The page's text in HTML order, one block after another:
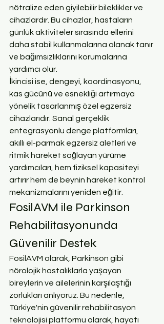
nötralize eden giyilebilir bileklikler ve
cihazlardır. Bu cihazlar, hastaların
günlük aktiviteler sırasında ellerini
daha stabil kullanmalarına olanak tanır
ve bağımsızlıklarını korumalarına
yardımcı olur.
İkincisi ise, dengeyi, koordinasyonu,
kas gücünü ve esnekliği artırmaya
yönelik tasarlanmış özel egzersiz
cihazlarıdır. Sanal gerçeklik
entegrasyonlu denge platformları,
akıllı el-parmak egzersiz aletleri ve
ritmik hareket sağlayan yürüme
yardımcıları, hem fiziksel kapasiteyi
artırır hem de beynin hareket kontrol
mekanizmalarını yeniden eğitir.
FosilAVM ile Parkinson
Rehabilitasyonunda
Güvenilir Destek
FosilAVM olarak, Parkinson gibi
nörolojik hastalıklarla yaşayan
bireylerin ve ailelerinin karşılaştığı
zorlukları anlıyoruz. Bu nedenle,
Türkiye'nin güvenilir rehabilitasyon
teknolojisi platformu olarak, hayatı